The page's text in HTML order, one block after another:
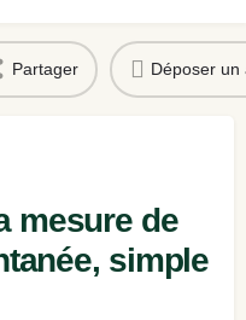
Partager Déposer un
mesure de
simple